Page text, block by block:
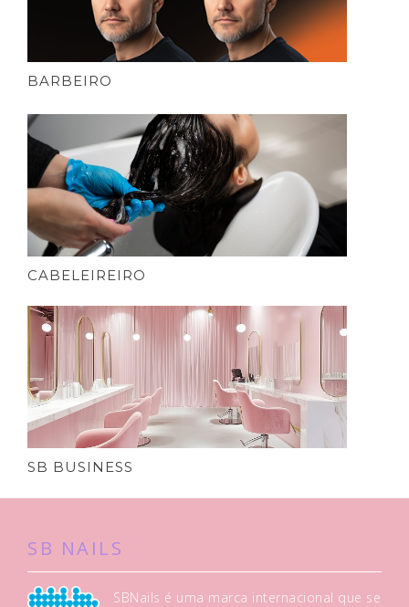
BARBEIRO
CABELEIREIRO
SB BUSINESS
SB NAILS
SBNails é uma marca internacional que se